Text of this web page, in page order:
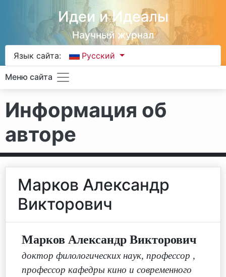
Идеи и Идеалы
Научный журнал
Язык сайта: Русский
Меню сайта
Информация об
авторе
Марков Александр
Викторович
Марков Александр Викторович
доктор филологических наук, профессор ,
профессор кафедры кино и современного